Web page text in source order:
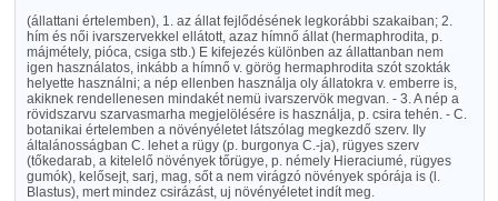
(állattani értelemben), 1. az állat fejlődésének legkorábbi szakaiban; 2.
hím és női ivarszervekkel ellátott, azaz hímnő állat (hermaphrodita, p.
májmétely, pióca, csiga stb.) E kifejezés különben az állattanban nem
igen használatos, inkább a hímnő v. görög hermaphrodita szót szokták
helyette használni; a nép ellenben használja oly állatokra v. emberre is,
akiknek rendellenesen mindakét nemü ivarszervök megvan. - 3. A nép a
rövidszarvu szarvasmarha megjelölésére is használja, p. csira tehén. - C.
botanikai értelemben a növényéletet látszólag megkezdő szerv. Ily
általánosságban C. lehet a rügy (p. burgonya C.-ja), rügyes szerv
(tőkedarab, a kitelelő növények tőrügye, p. némely Hieraciumé, rügyes
gumók), kelősejt, sarj, mag, sőt a nem virágzó növények spórája is (l.
Blastus), mert mindez csirázást, uj növényéletet indít meg.